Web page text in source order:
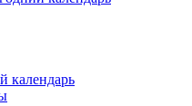
календарь